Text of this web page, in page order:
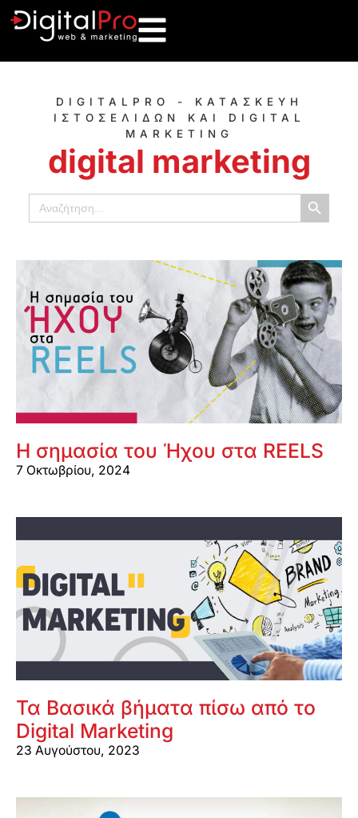
DIGITALPRO - ΚΑΤΑΣΚΕΥΗ
ΙΣΤΟΣΕΛΙΔΩΝ ΚΑΙ DIGITAL
MARKETING
digital marketing
Αναζήτηση
για:
Κουμπί
Η σημασία του Ήχου στα REELS
7 Οκτωβρίου, 2024
Τα Βασικά βήματα πίσω από το
Digital Marketing
23 Αυγούστου, 2023